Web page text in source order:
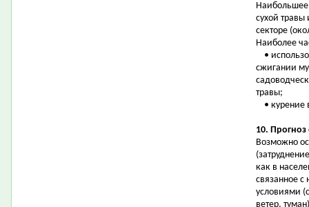
Наибольшее
сухой
секторе
Наиболее
•
сжигании
травы;
• курение
10. Прогноз
Возможно
как в
связанное
условиями
ветер,